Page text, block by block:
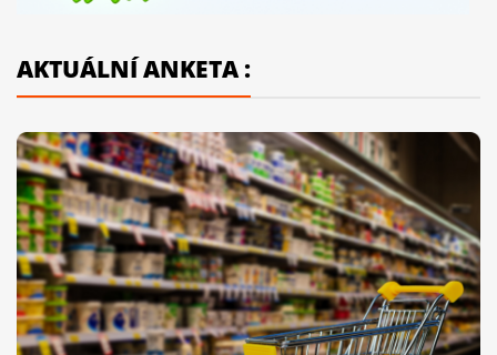
AKTUÁLNÍ ANKETA :